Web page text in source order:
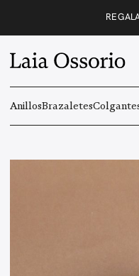
AnillosBrazaletes